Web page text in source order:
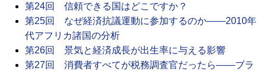
第24回 信頼できる国はどこですか？
第25回 なぜ経済抗議運動に参加するのか――2010年
代アフリカ諸国の分析
第26回 景気と経済成長が出生率に与える影響
第27回 消費者すべてが税務調査官だったら――ブラ